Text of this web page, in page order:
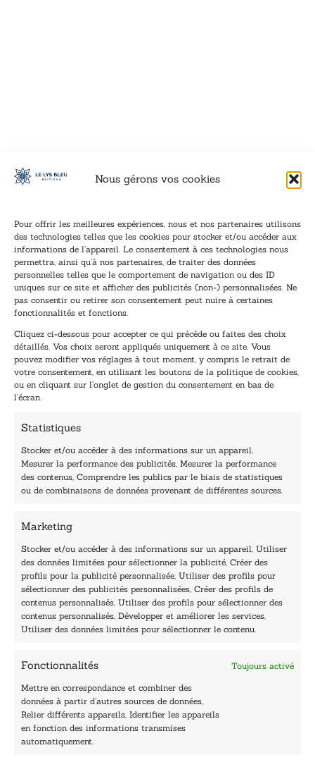
Nous gérons vos cookies
Pour offrir les meilleures expériences, nous et nos partenaires utilisons
des technologies telles que les cookies pour stocker et/ou accéder aux
informations de l’appareil. Le consentement à ces technologies nous
permettra, ainsi qu’à nos partenaires, de traiter des données
personnelles telles que le comportement de navigation ou des ID
uniques sur ce site et afficher des publicités (non-) personnalisées. Ne
pas consentir ou retirer son consentement peut nuire à certaines
fonctionnalités et fonctions.
Cliquez ci-dessous pour accepter ce qui précède ou faites des choix
détaillés. Vos choix seront appliqués uniquement à ce site. Vous
pouvez modifier vos réglages à tout moment, y compris le retrait de
votre consentement, en utilisant les boutons de la politique de cookies,
ou en cliquant sur l’onglet de gestion du consentement en bas de
l’écran.
Statistiques
Stocker et/ou accéder à des informations sur un appareil,
Mesurer la performance des publicités, Mesurer la performance
des contenus, Comprendre les publics par le biais de statistiques
ou de combinaisons de données provenant de différentes sources.
Marketing
Stocker et/ou accéder à des informations sur un appareil, Utiliser
des données limitées pour sélectionner la publicité, Créer des
profils pour la publicité personnalisée, Utiliser des profils pour
sélectionner des publicités personnalisées, Créer des profils de
contenus personnalisés, Utiliser des profils pour sélectionner des
contenus personnalisés, Développer et améliorer les services,
Utiliser des données limitées pour sélectionner le contenu.
Fonctionnalités Toujours activé
Mettre en correspondance et combiner des
données à partir d’autres sources de données,
Relier différents appareils, Identifier les appareils
en fonction des informations transmises
automatiquement.
Inscription à la newsletter
Inscrivez-vous à notre newsletter et recevez nos
dernières nouvelles.
m
a
i
l
E
i
l
*
E
m
a
i
l
*
TENEZ-MOI AU COURANT !
40, rue du Louvre 75001 Paris
Horaires du standard
De mardi à vendredi :
9h - 12h et 13h30 - 16h30
Lundi, samedi et dimanche : fermé
Navigation
Accueil
Les Plumes du Lys Bleu
Prix sciences humaines et sociales
Nos collections
Nos auteurs
Catalogue